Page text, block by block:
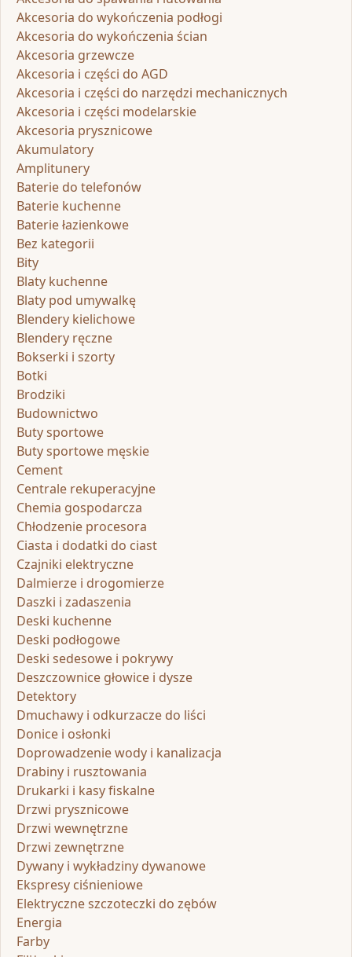
Akcesoria do wykończenia podłogi
Akcesoria do wykończenia ścian
Akcesoria grzewcze
Akcesoria i części do AGD
Akcesoria i części do narzędzi mechanicznych
Akcesoria i części modelarskie
Akcesoria prysznicowe
Akumulatory
Amplitunery
Baterie do telefonów
Baterie kuchenne
Baterie łazienkowe
Bez kategorii
Bity
Blaty kuchenne
Blaty pod umywalkę
Blendery kielichowe
Blendery ręczne
Bokserki i szorty
Botki
Brodziki
Budownictwo
Buty sportowe
Buty sportowe męskie
Cement
Centrale rekuperacyjne
Chemia gospodarcza
Chłodzenie procesora
Ciasta i dodatki do ciast
Czajniki elektryczne
Dalmierze i drogomierze
Daszki i zadaszenia
Deski kuchenne
Deski podłogowe
Deski sedesowe i pokrywy
Deszczownice głowice i dysze
Detektory
Dmuchawy i odkurzacze do liści
Donice i osłonki
Doprowadzenie wody i kanalizacja
Drabiny i rusztowania
Drukarki i kasy fiskalne
Drzwi prysznicowe
Drzwi wewnętrzne
Drzwi zewnętrzne
Dywany i wykładziny dywanowe
Ekspresy ciśnieniowe
Elektryczne szczoteczki do zębów
Energia
Farby